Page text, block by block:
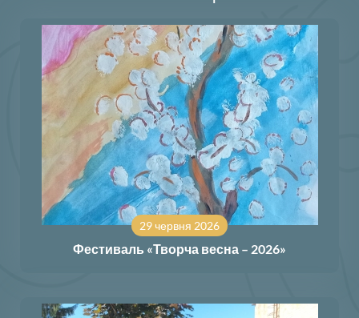
29 червня 2026
Фестиваль «Творча весна – 2026»